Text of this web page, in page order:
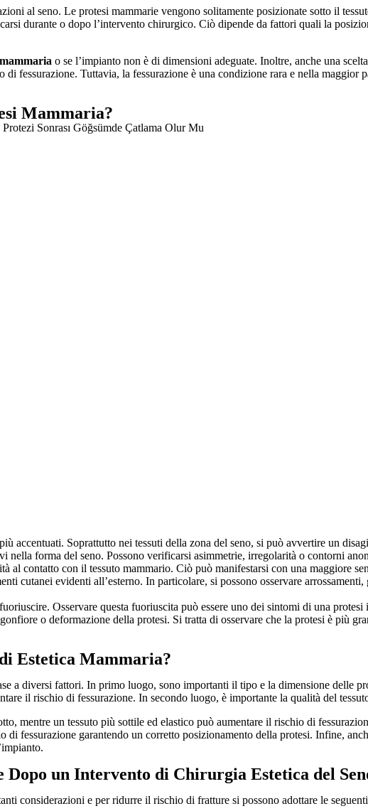
al seno. Le protesi mammarie vengono solitamente posizionate sotto il
durante o dopo l’intervento chirurgico. Ciò dipende da fattori quali la
o se l’impianto non è di dimensioni adeguate. Inoltre, anche una
fessurazione. Tuttavia, la fessurazione è una condizione rara e nella maggior
Mammaria?
Soprattutto nei tessuti della zona del seno, si può avvertire un
forma del seno. Possono verificarsi asimmetrie, irregolarità o contorni
al contatto con il tessuto mammario. Ciò può manifestarsi con una maggiore
cutanei evidenti all’esterno. In particolare, si possono osservare
Osservare questa fuoriuscita può essere uno dei sintomi di una protesi
o deformazione della protesi. Si tratta di osservare che la protesi è più
Estetica Mammaria?
a diversi fattori. In primo luogo, sono importanti il tipo e la dimensione delle
il rischio di fessurazione. In secondo luogo, è importante la qualità del
mentre un tessuto più sottile ed elastico può aumentare il rischio di
fessurazione garantendo un corretto posizionamento della protesi. Infine,
un Intervento di Chirurgia Estetica del
considerazioni e per ridurre il rischio di fratture si possono adottare le